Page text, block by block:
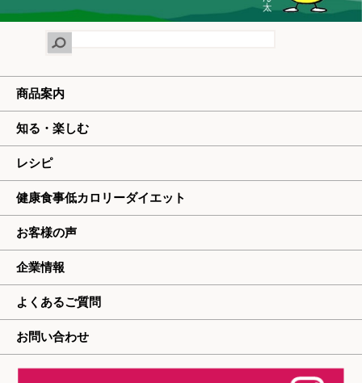
商品案内
知る・楽しむ
レシピ
健康食事低カロリーダイエット
お客様の声
企業情報
よくあるご質問
お問い合わせ